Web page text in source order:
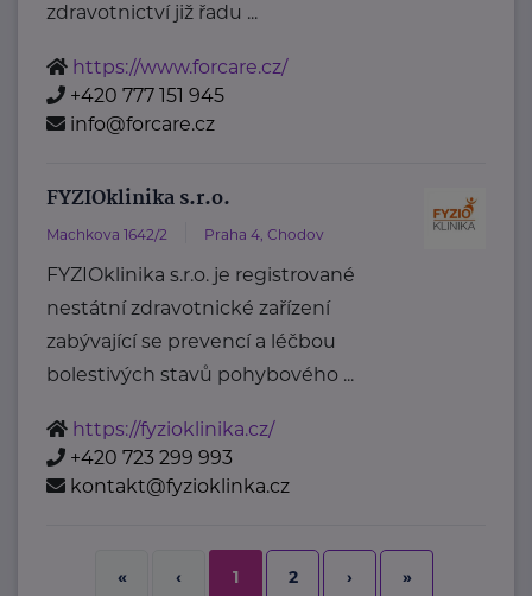
zdravotnictví již řadu ...
https://www.forcare.cz/
+420 777 151 945
info@forcare.cz
FYZIOklinika s.r.o.
Machkova 1642/2 Praha 4, Chodov
FYZIOklinika s.r.o. je registrované
nestátní zdravotnické zařízení
zabývající se prevencí a léčbou
bolestivých stavů pohybového ...
https://fyzioklinika.cz/
+420 723 299 993
kontakt@fyzioklinka.cz
« ‹ 1 2 › »